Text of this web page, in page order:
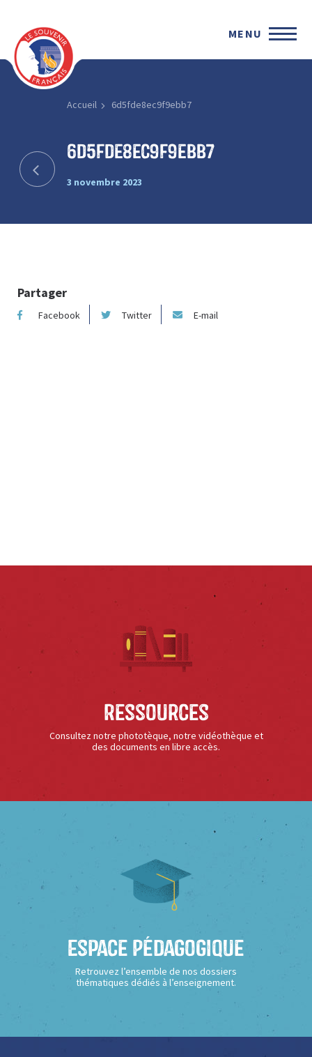
MENU
Accueil 6d5fde8ec9f9ebb7
6d5fde8ec9f9ebb7
3 novembre 2023
Partager
Facebook Twitter E-mail
Ressources
Consultez notre phototèque, notre vidéothèque et
des documents en libre accès.
Espace Pédagogique
Retrouvez l’ensemble de nos dossiers
thématiques dédiés à l’enseignement.